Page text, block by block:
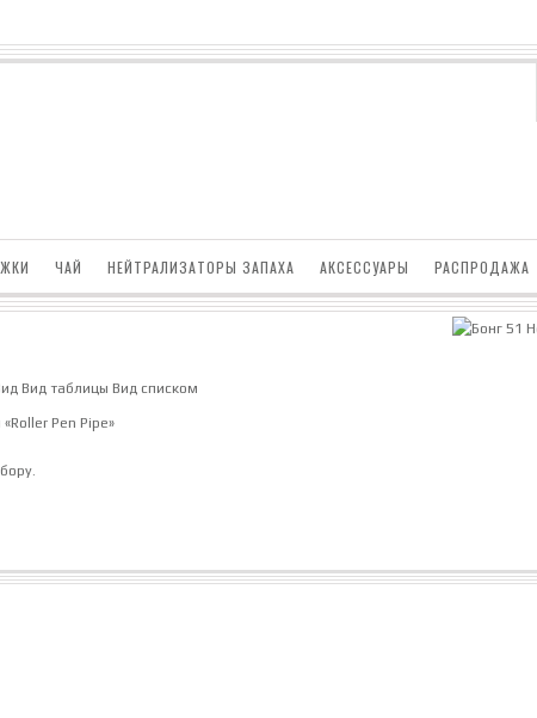
ЧАЙ НЕЙТРАЛИЗАТОРЫ ЗАПАХА АКСЕССУАРЫ РАСПРОДАЖА
Вид таблицы Вид списком
Pen Pipe»